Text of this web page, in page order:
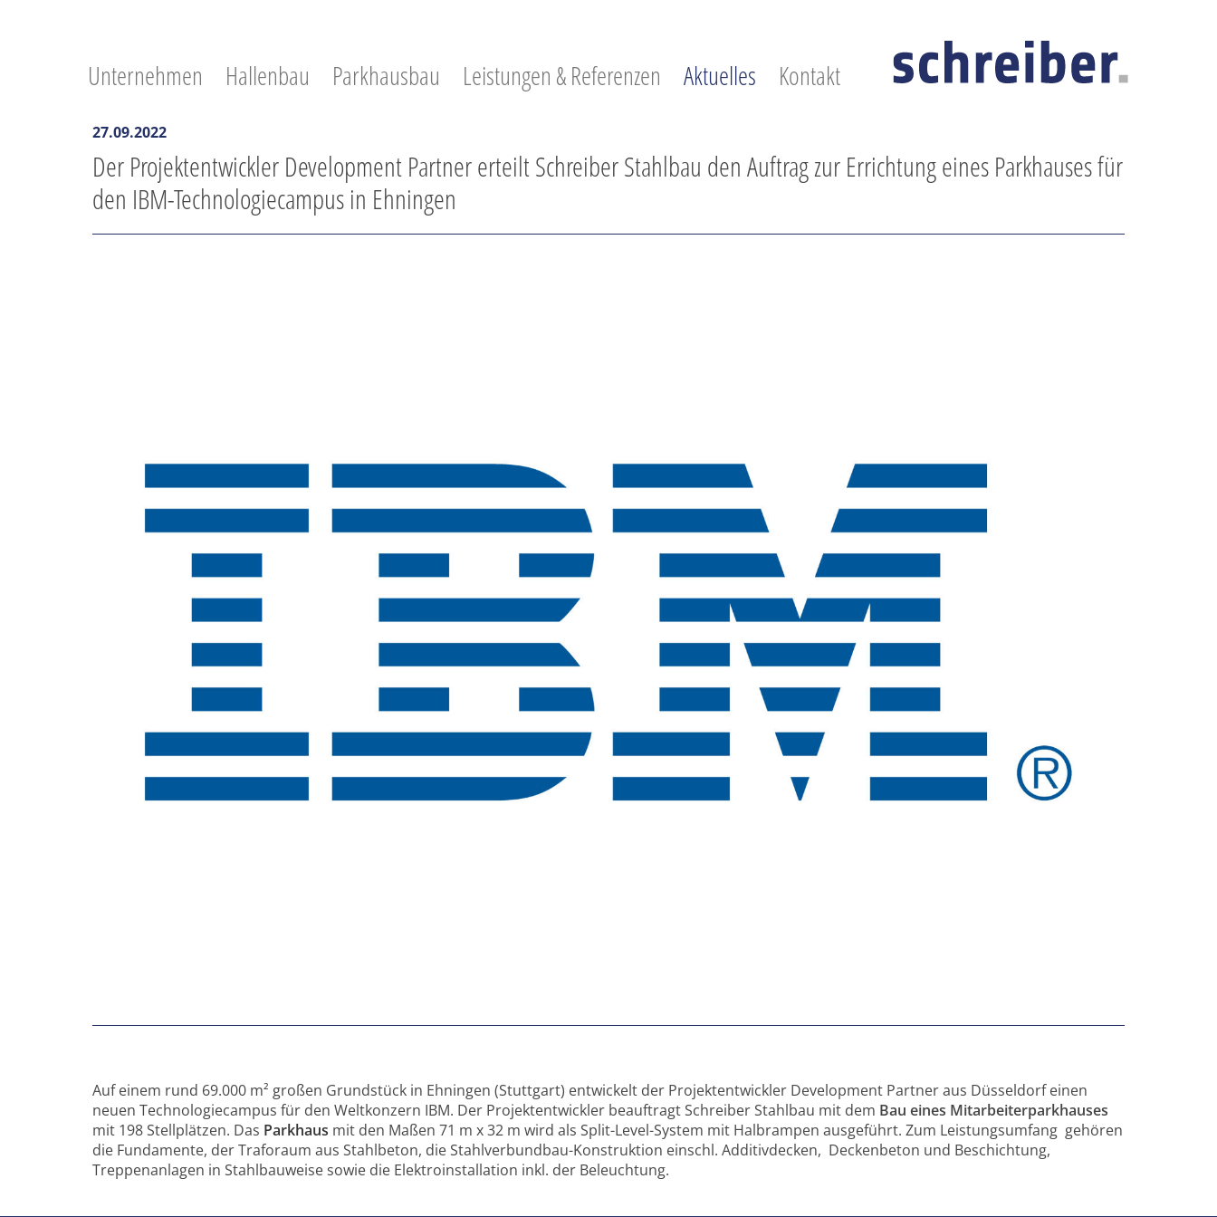
Unternehmen Hallenbau Parkhausbau Leistungen & Referenzen Aktuelles Kontakt
27.09.2022
Der Projektentwickler Development Partner erteilt Schreiber Stahlbau den Auftrag zur Errichtung eines Parkhauses für
den IBM-Technologiecampus in Ehningen
Auf einem rund 69.000 m² großen Grundstück in Ehningen (Stuttgart) entwickelt der Projektentwickler Development Partner aus Düsseldorf einen
neuen Technologiecampus für den Weltkonzern IBM. Der Projektentwickler beauftragt Schreiber Stahlbau mit dem Bau eines Mitarbeiterparkhauses
mit 198 Stellplätzen. Das Parkhaus mit den Maßen 71 m x 32 m wird als Split-Level-System mit Halbrampen ausgeführt. Zum Leistungsumfang gehören
die Fundamente, der Traforaum aus Stahlbeton, die Stahlverbundbau-Konstruktion einschl. Additivdecken, Deckenbeton und Beschichtung,
Treppenanlagen in Stahlbauweise sowie die Elektroinstallation inkl. der Beleuchtung.